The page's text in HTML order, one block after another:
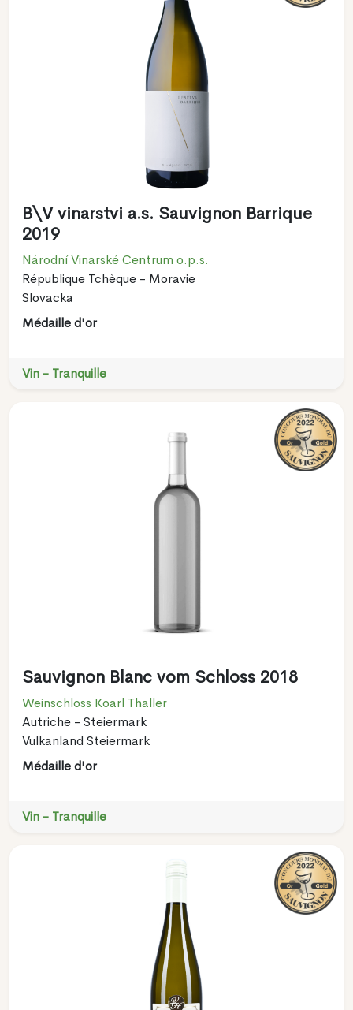
B\V vinarstvi a.s. Sauvignon Barrique
2019
Národní Vinarské Centrum o.p.s.
République Tchèque - Moravie
Slovacka
Médaille d'or
Vin - Tranquille
Sauvignon Blanc vom Schloss 2018
Weinschloss Koarl Thaller
Autriche - Steiermark
Vulkanland Steiermark
Médaille d'or
Vin - Tranquille